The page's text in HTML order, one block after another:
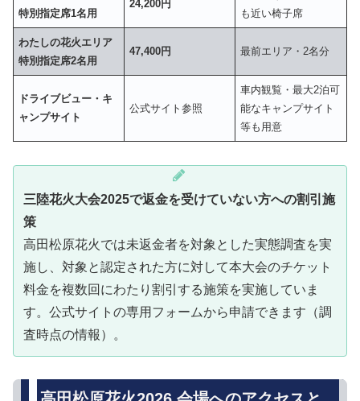
特別指定席1名用
24,200円
も近い椅子席
わたしの花火エリア
特別指定席2名用
47,400円 最前エリア・2名分
ドライブビュー・キ
ャンプサイト
公式サイト参照
車内観覧・最大2泊可
能なキャンプサイト
等も用意
三陸花火大会2025で返金を受けていない方への割引施
策
高田松原花火では未返金者を対象とした実態調査を実
施し、対象と認定された方に対して本大会のチケット
料金を複数回にわたり割引する施策を実施していま
す。公式サイトの専用フォームから申請できます（調
査時点の情報）。